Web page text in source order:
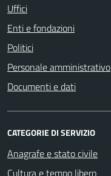
Uffici
Enti e fondazioni
Politici
Personale amministrativo
Documenti e dati
CATEGORIE DI SERVIZIO
Anagrafe e stato civile
Cultura e tempo libero